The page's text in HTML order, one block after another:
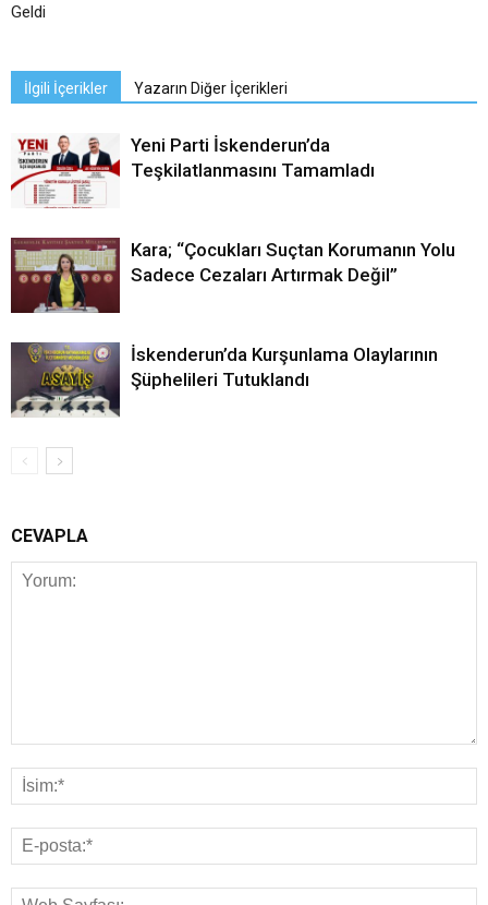
Geldi
İlgili İçerikler Yazarın Diğer İçerikleri
Yeni Parti İskenderun’da
Teşkilatlanmasını Tamamladı
Kara; “Çocukları Suçtan Korumanın Yolu
Sadece Cezaları Artırmak Değil”
İskenderun’da Kurşunlama Olaylarının
Şüphelileri Tutuklandı
CEVAPLA